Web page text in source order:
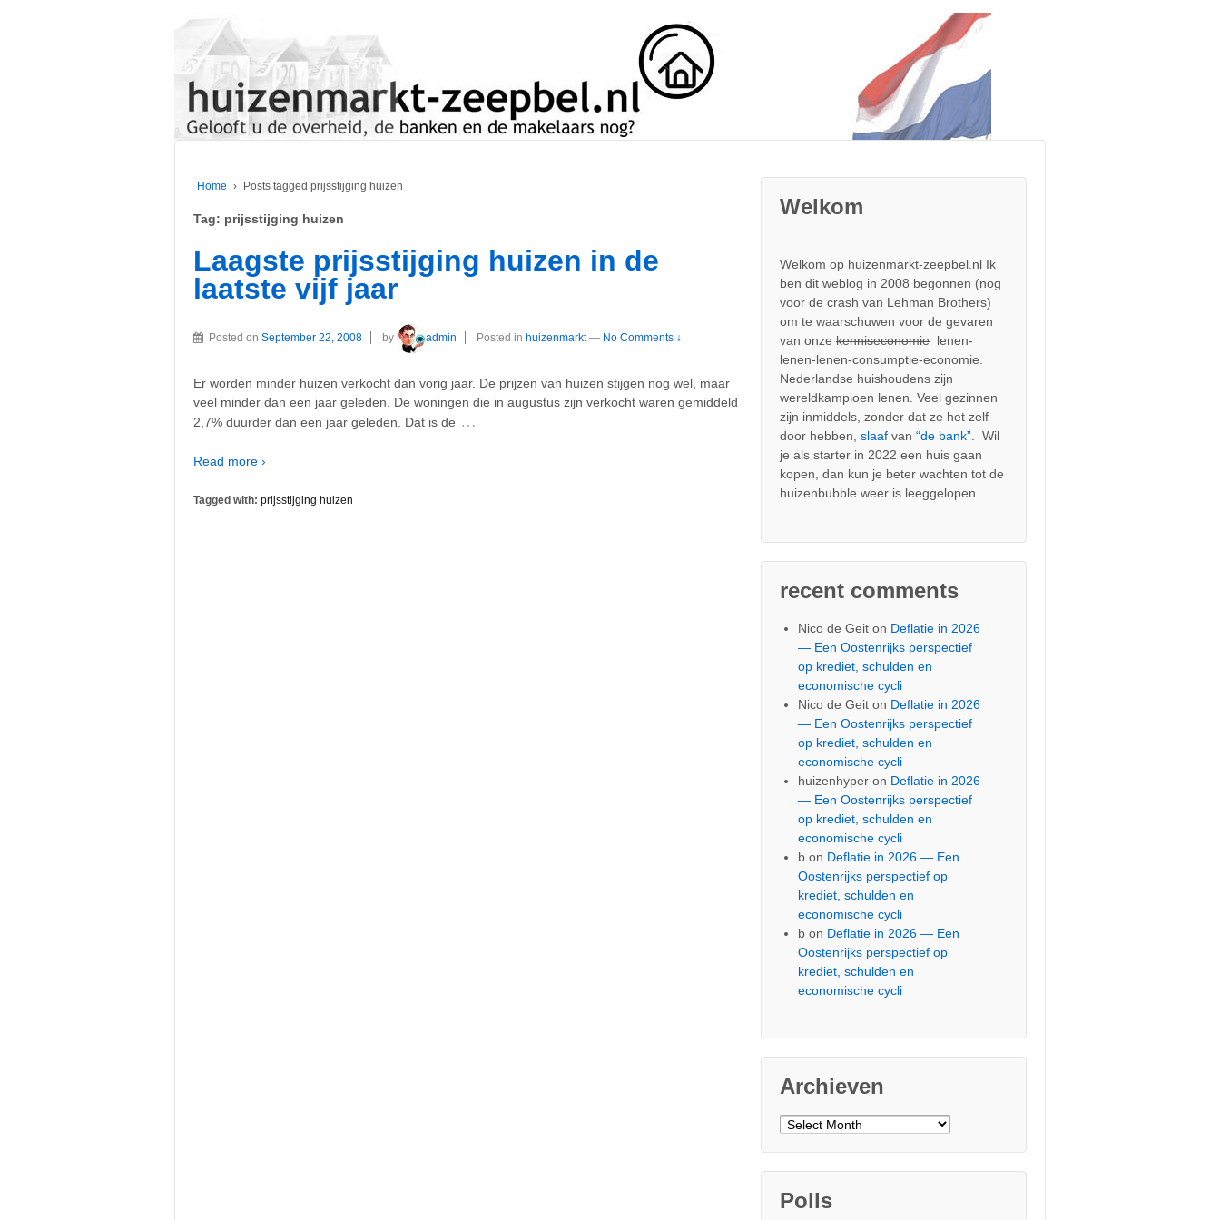
Home › Posts tagged prijsstijging huizen
Tag: prijsstijging huizen
Laagste prijsstijging huizen in de
laatste vijf jaar
Posted on September 22, 2008 by admin Posted in huizenmarkt — No Comments ↓
Er worden minder huizen verkocht dan vorig jaar. De prijzen van huizen stijgen nog wel, maar
veel minder dan een jaar geleden. De woningen die in augustus zijn verkocht waren gemiddeld
2,7% duurder dan een jaar geleden. Dat is de …
Read more ›
Tagged with: prijsstijging huizen
Welkom
Welkom op huizenmarkt-zeepbel.nl Ik
ben dit weblog in 2008 begonnen (nog
voor de crash van Lehman Brothers)
om te waarschuwen voor de gevaren
van onzekenniseconomie lenen-
lenen-lenen-consumptie-economie.
Nederlandse huishoudens zijn
wereldkampioen lenen. Veel gezinnen
zijn inmiddels, zonder dat ze het zelf
door hebben,slaaf van“de bank”. Wil
je als starter in 2022 een huis gaan
kopen, dan kun je beter wachten tot de
huizenbubble weer is leeggelopen.
recent comments
Nico de Geit on Deflatie in 2026
— Een Oostenrijks perspectief
op krediet, schulden en
economische cycli
Nico de Geit on Deflatie in 2026
— Een Oostenrijks perspectief
op krediet, schulden en
economische cycli
huizenhyper on Deflatie in 2026
— Een Oostenrijks perspectief
op krediet, schulden en
economische cycli
b on Deflatie in 2026 — Een
Oostenrijks perspectief op
krediet, schulden en
economische cycli
b on Deflatie in 2026 — Een
Oostenrijks perspectief op
krediet, schulden en
economische cycli
Archieven
Archieven
Polls